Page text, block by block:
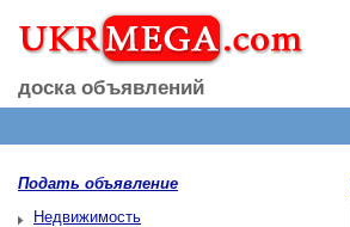
доска объявлений
Подать объявление
Недвижимость